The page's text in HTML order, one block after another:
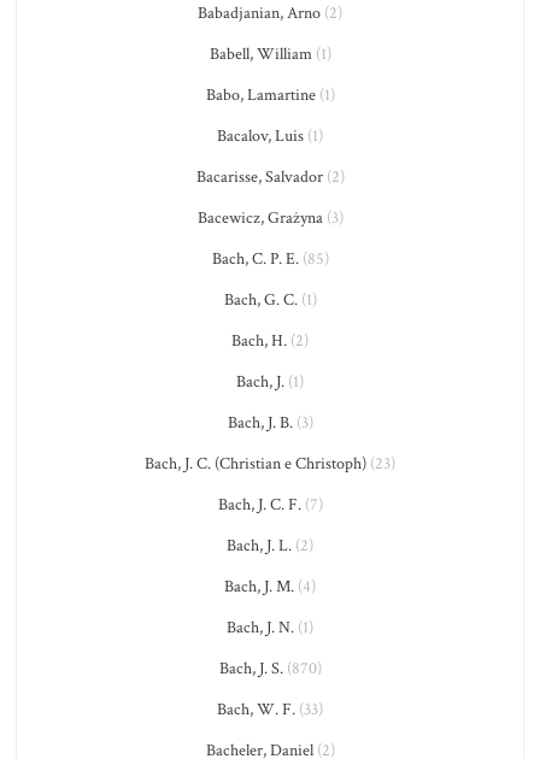
Babadjanian, Arno (2)
Babell, William(1)
Babo, Lamartine(1)
Bacalov, Luis (1)
Bacarisse, Salvador(2)
Bacewicz, Grażyna(3)
Bach, C. P. E.(85)
Bach, G. C.(1)
Bach, H. (2)
Bach, J. (1)
Bach, J. B.(3)
Bach, J. C. (Christian e Christoph) (23)
Bach, J. C. F.(7)
Bach, J. L. (2)
Bach, J. M. (4)
Bach, J. N. (1)
Bach, J. S.(870)
Bach, W. F. (33)
Bacheler, Daniel(2)